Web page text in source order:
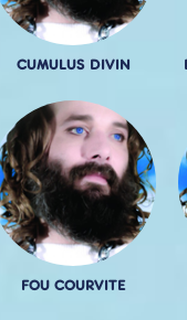
CUMULUS DIVIN
FOU COURVITE